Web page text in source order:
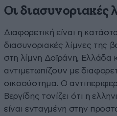
Οι διασυνοριακές
Διαφορετική είναι η
διασυνοριακές λίμνες της
στη λίμνη Δοϊράνη, Ελλάδα
αντιμετωπίζουν με
οικοσύστημα. Ο
Βεργίδης τονίζει ότι η
είναι ενταγμένη στην